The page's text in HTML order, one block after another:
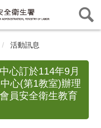
活動訊息
心訂於114年9月
心(第1教室)辦理
員安全衛生教育